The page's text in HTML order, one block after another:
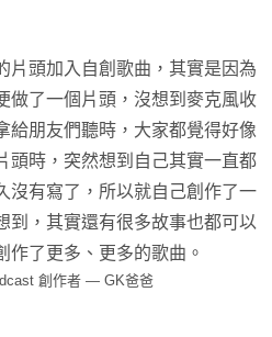
片頭加入自創歌曲，其實是因為
做了一個片頭，沒想到麥克風收
給朋友們聽時，大家都覺得好像
頭時，突然想到自己其實一直都
沒有寫了，所以就自己創作了一
到，其實還有很多故事也都可以
作了更多、更多的歌曲。
創作者 — GK爸爸